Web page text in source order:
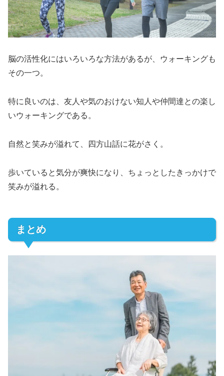
脳の活性化にはいろいろな方法があるが、ウォーキングも
その一つ。
特に良いのは、友人や気のおけない知人や仲間達との楽し
いウォーキングである。
自然と笑みが溢れて、四方山話に花がさく。
歩いていると気分が爽快になり、ちょっとしたきっかけで
笑みが溢れる。
まとめ